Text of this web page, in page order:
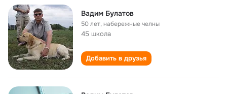
Вадим Булатов
50 лет,набережные челны
45 школа
Добавить в друзья